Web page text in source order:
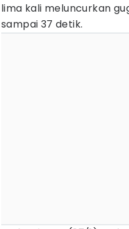
lima kali meluncurkan
sampai 37 detik.